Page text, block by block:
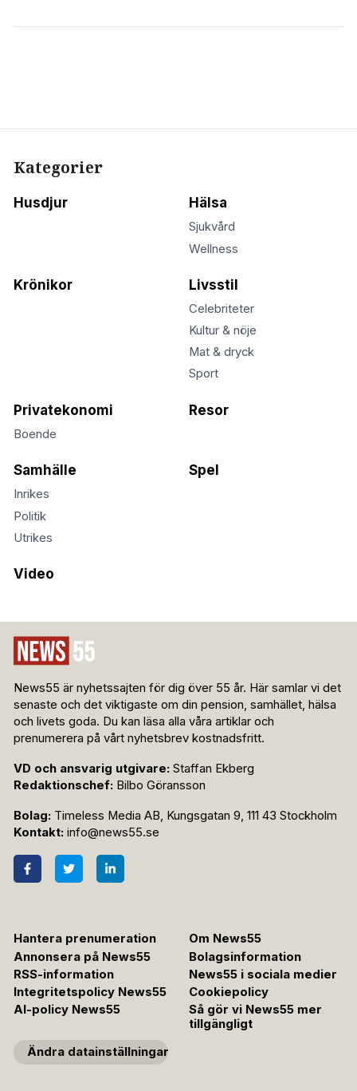
Kategorier
Husdjur Hälsa
Sjukvård
Wellness
Krönikor Livsstil
Celebriteter
Kultur & nöje
Mat & dryck
Sport
Privatekonomi
Boende
Resor
Samhälle
Inrikes
Politik
Utrikes
Spel
Video
News55 är nyhetssajten för dig över 55 år. Här samlar vi det
senaste och det viktigaste om din pension, samhället, hälsa
och livets goda. Du kan läsa alla våra artiklar och
prenumerera på vårt nyhetsbrev kostnadsfritt.
VD och ansvarig utgivare: Staffan Ekberg
Redaktionschef: Bilbo Göransson
Bolag: Timeless Media AB, Kungsgatan 9, 111 43 Stockholm
Kontakt: info@news55.se
Hantera prenumeration
Om News55
Annonsera på News55
Bolagsinformation
RSS-information
News55 i sociala medier
Integritetspolicy News55
Cookiepolicy
AI-policy News55
Så gör vi News55 mer
tillgängligt
Ändra datainställningar